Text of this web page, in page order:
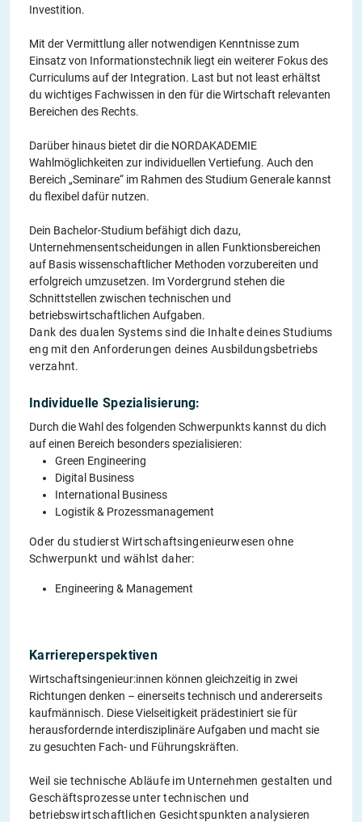
Investition.
Mit der Vermittlung aller notwendigen Kenntnisse zum
Einsatz von Informationstechnik liegt ein weiterer Fokus des
Curriculums auf der Integration. Last but not least erhältst
du wichtiges Fachwissen in den für die Wirtschaft relevanten
Bereichen des Rechts.
Darüber hinaus bietet dir die NORDAKADEMIE
Wahlmöglichkeiten zur individuellen Vertiefung. Auch den
Bereich „Seminare“ im Rahmen des Studium Generale kannst
du flexibel dafür nutzen.
Dein Bachelor-Studium befähigt dich dazu,
Unternehmensentscheidungen in allen Funktionsbereichen
auf Basis wissenschaftlicher Methoden vorzubereiten und
erfolgreich umzusetzen. Im Vordergrund stehen die
Schnittstellen zwischen technischen und
betriebswirtschaftlichen Aufgaben.
Dank des dualen Systems sind die Inhalte deines Studiums
eng mit den Anforderungen deines Ausbildungsbetriebs
verzahnt.
Individuelle Spezialisierung:
Durch die Wahl des folgenden Schwerpunkts kannst du dich
auf einen Bereich besonders spezialisieren:
Green Engineering
Digital Business
International Business
Logistik & Prozessmanagement
Oder du studierst Wirtschaftsingenieurwesen ohne
Schwerpunkt und wählst daher:
Engineering & Management
Karriereperspektiven
Wirtschaftsingenieur:innen können gleichzeitig in zwei
Richtungen denken – einerseits technisch und andererseits
kaufmännisch. Diese Vielseitigkeit prädestiniert sie für
herausfordernde interdisziplinäre Aufgaben und macht sie
zu gesuchten Fach- und Führungskräften.
Weil sie technische Abläufe im Unternehmen gestalten und
Geschäftsprozesse unter technischen und
betriebswirtschaftlichen Gesichtspunkten analysieren